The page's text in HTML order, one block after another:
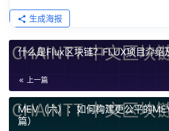
生成海报
什么是Flux区块链？FLUX项目介绍
上一篇
MEV（六）：如何构建更公平的
篇）